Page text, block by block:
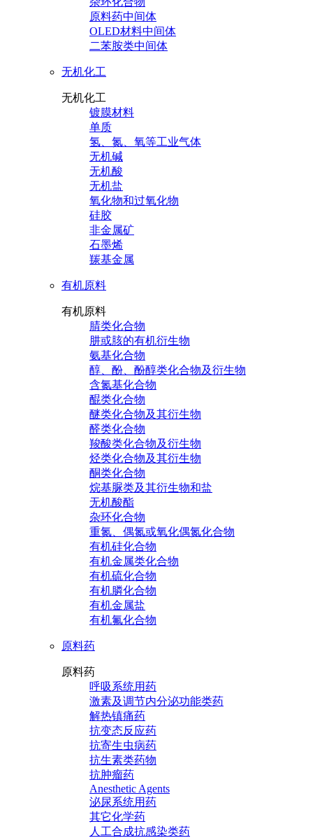
原料药中间体
OLED材料中间体
二苯胺类中间体
无机化工
无机化工
镀膜材料
单质
氢、氮、氧等工业气体
无机碱
无机酸
无机盐
氧化物和过氧化物
硅胶
非金属矿
石墨烯
羰基金属
有机原料
有机原料
腈类化合物
肼或胲的有机衍生物
氨基化合物
醇、酚、酚醇类化合物及衍生物
含氮基化合物
醌类化合物
醚类化合物及其衍生物
醛类化合物
羧酸类化合物及衍生物
烃类化合物及其衍生物
酮类化合物
烷基脲类及其衍生物和盐
无机酸酯
杂环化合物
重氮、偶氮或氧化偶氮化合物
有机硅化合物
有机金属类化合物
有机硫化合物
有机膦化合物
有机金属盐
有机氟化合物
原料药
原料药
呼吸系统用药
激素及调节内分泌功能类药
解热镇痛药
抗变态反应药
抗寄生虫病药
抗生素类药物
抗肿瘤药
Anesthetic Agents
泌尿系统用药
其它化学药
人工合成抗感染类药